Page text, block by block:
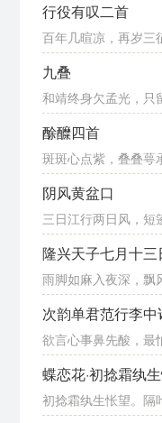
行役有叹二首
百年几暄凉，再岁三
九叠
和靖终身欠孟光，只
酴醾四首
斑斑心点紫，叠叠萼
阴风黄盆口
三日江行两日风，短
隆兴天子七月十
雨脚如麻入夜深，飘
次韵单君范行李
欲言心事鼻先酸，最
蝶恋花·初捻霜纨
初捻霜纨生怅望。隔